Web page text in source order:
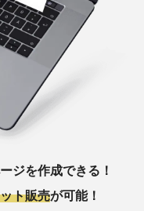
ジを作成できる！
ト販売が可能！